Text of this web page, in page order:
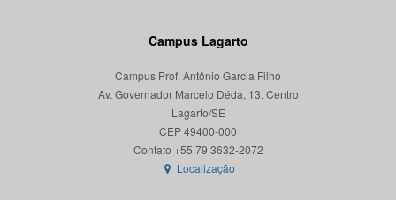
Campus Lagarto
Campus Prof. Antônio Garcia Filho
Av. Governador Marcelo Déda, 13, Centro
Lagarto/SE
CEP 49400-000
Localização